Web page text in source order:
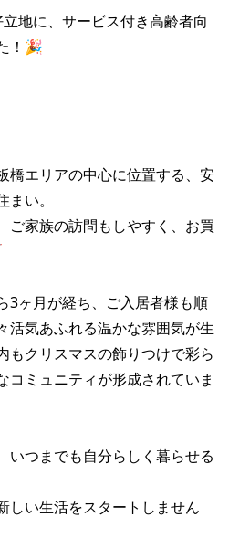
地に、サービス付き高齢者向
！🎉
橋エリアの中心に位置する、安
い。
ご家族の訪問もしやすく、お買
3ヶ月が経ち、ご入居者様も順
活気あふれる温かな雰囲気が生
もクリスマスの飾りつけで彩ら
コミュニティが形成されていま
いつまでも自分らしく暮らせる
しい生活をスタートしません